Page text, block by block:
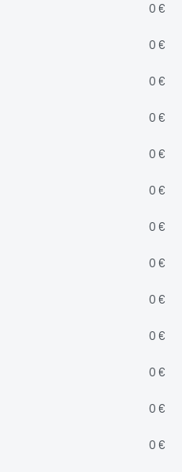
0 €
0 €
0 €
0 €
0 €
0 €
0 €
0 €
0 €
0 €
0 €
0 €
0 €